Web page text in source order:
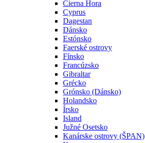
Čierna Hora
Cyprus
Dagestan
Dánsko
Estónsko
Faerské ostrovy
Fínsko
Francúzsko
Gibraltar
Grécko
Grónsko (Dánsko)
Holandsko
Írsko
Island
Južné Osetsko
Kanárske ostrovy (ŠPAN)